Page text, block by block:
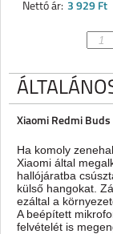
Nettó ár: 3 929 Ft
Xiaomi Redmi Buds
Ha komoly
Xiaomi által
hallójáratba
külső hangokat.
ezáltal a
A beépített
felvételét is